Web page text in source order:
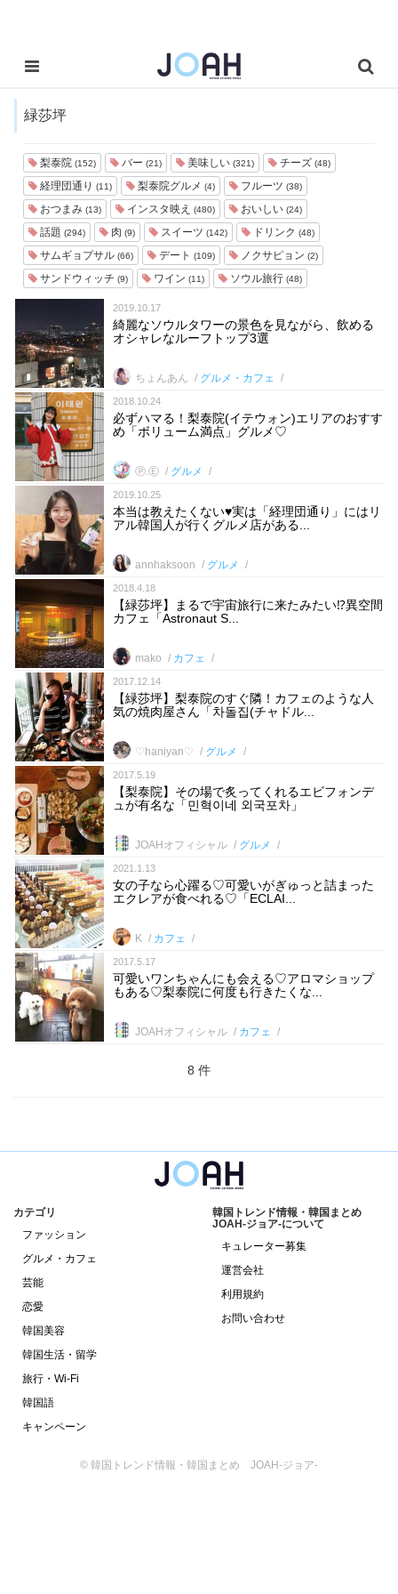
緑莎坪
梨泰院 (152) バー (21) 美味しい (321) チーズ (48)
経理団通り (11) 梨泰院グルメ (4) フルーツ (38)
おつまみ (13) インスタ映え (480) おいしい (24)
話題 (294) 肉 (9) スイーツ (142) ドリンク (48)
サムギョプサル (66) デート (109) ノクサピョン (2)
サンドウィッチ (9) ワイン (11) ソウル旅行 (48)
2019.10.17
綺麗なソウルタワーの景色を見ながら、飲める
オシャレなルーフトップ3選
ちょんあん グルメ・カフェ
2018.10.24
必ずハマる！梨泰院(イテウォン)エリアのおすす
め「ボリューム満点」グルメ♡
Ⓟ.Ⓔ グルメ
2019.10.25
本当は教えたくない♥実は「経理団通り」にはリ
アル韓国人が行くグルメ店がある...
annhaksoon グルメ
2018.4.18
【緑莎坪】まるで宇宙旅行に来たみたい⁉異空間
カフェ「Astronaut S...
mako カフェ
2017.12.14
【緑莎坪】梨泰院のすぐ隣！カフェのような人
気の焼肉屋さん「차돌집(チャドル...
♡haniyan♡ グルメ
2017.5.19
【梨泰院】その場で炙ってくれるエビフォンデ
ュが有名な「민혁이네 외국포차」
JOAHオフィシャル グルメ
2021.1.13
女の子なら心躍る♡可愛いがぎゅっと詰まった
エクレアが食べれる♡「ECLAI...
K カフェ
2017.5.17
可愛いワンちゃんにも会える♡アロマショップ
もある♡梨泰院に何度も行きたくな...
JOAHオフィシャル カフェ
8 件
カテゴリ
ファッション
グルメ・カフェ
芸能
恋愛
韓国美容
韓国生活・留学
旅行・Wi-Fi
韓国語
キャンペーン
韓国トレンド情報・韓国まとめ
JOAH-ジョア-について
キュレーター募集
運営会社
利用規約
お問い合わせ
© 韓国トレンド情報・韓国まとめ JOAH-ジョア-